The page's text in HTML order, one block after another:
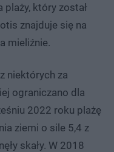
który został
znajduje się na
mieliźnie.
niektórych za
ograniczano dla
2022 roku plażę
ziemi o sile 5,4 z
skały. W 2018